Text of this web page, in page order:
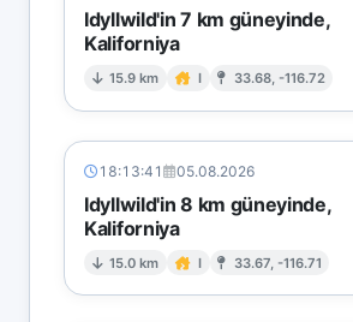
Idyllwild'in 7 km güneyinde,
Kaliforniya
15.9 km I 33.68, -116.72
18:13:41 05.08.2026
Idyllwild'in 8 km güneyinde,
Kaliforniya
15.0 km I 33.67, -116.71